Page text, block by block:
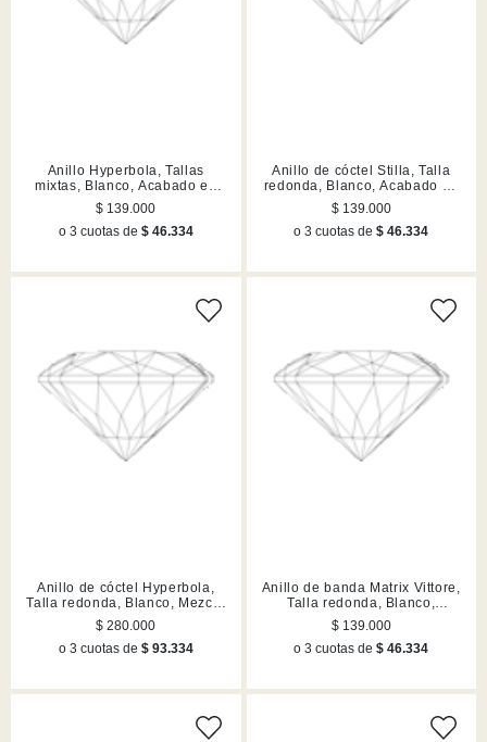
Anillo Hyperbola, Tallas
mixtas, Blanco, Acabado en
tono plateado
$ 139.000
o 3 cuotas de $ 46.334
Anillo de cóctel Stilla, Talla
redonda, Blanco, Acabado en
tono plateado
$ 139.000
o 3 cuotas de$ 46.334
Anillo de cóctel Hyperbola,
Talla redonda, Blanco, Mezcla
de acabados
$ 280.000
o 3 cuotas de $ 93.334
Anillo de banda Matrix Vittore,
Talla redonda, Blanco,
Acabado en tono oro
$ 139.000
o 3 cuotas de$ 46.334